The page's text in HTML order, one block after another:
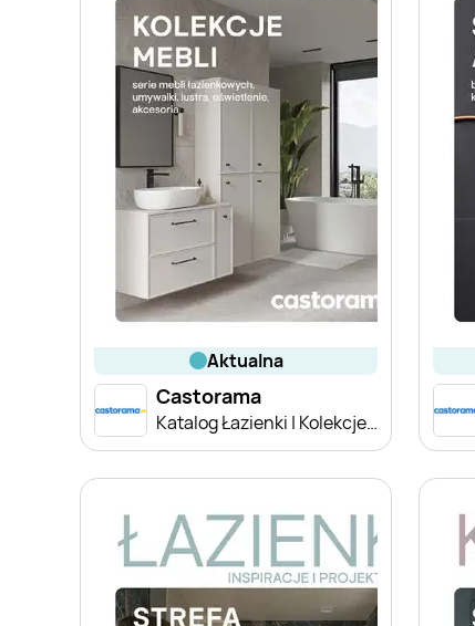
aktualna
Castorama
Katalog Łazienki | Kolekcje mebli